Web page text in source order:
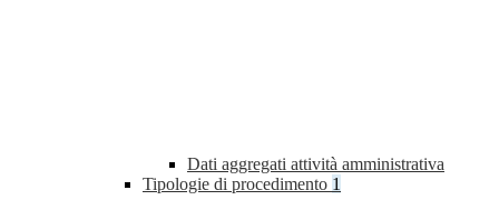
Dati aggregati attività amministrativa
Tipologie di procedimento 1